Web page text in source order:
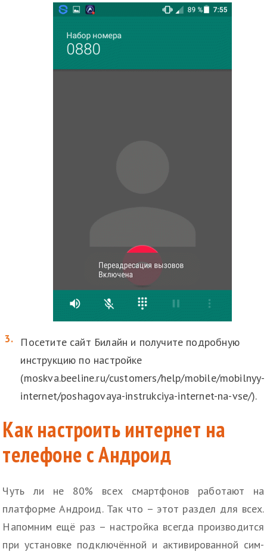
Посетите сайт Билайн и получите подробную
инструкцию по настройке
(moskva.beeline.ru/customers/help/mobile/mobilnyy-
internet/poshagovaya-instrukciya-internet-na-vse/).
Как настроить интернет на
телефоне с Андроид
Чуть ли не 80% всех смартфонов работают на
платформе Андроид. Так что – этот раздел для всех.
Напомним ещё раз – настройка всегда производится
при установке подключённой и активированной сим-